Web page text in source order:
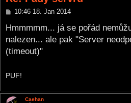
P
s
10:46 18. Jan 2014
Hmmmmm... já se pořád
nalezen... ale pak "Server
(timeout)"
PUF!
Caehan